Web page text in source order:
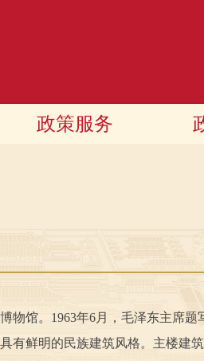
政策服务
。1963年6月，毛泽东主席题
鲜明的民族建筑风格。主楼建